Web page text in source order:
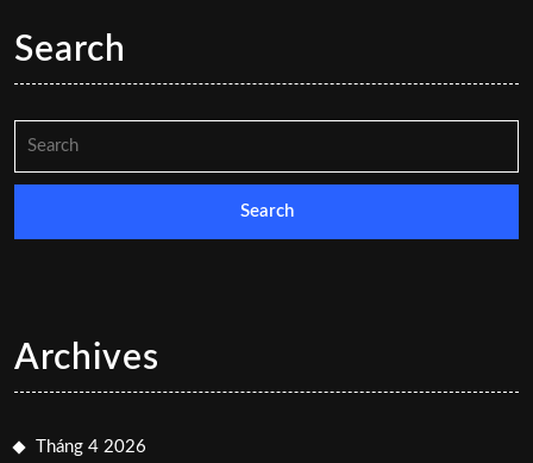
Search
Archives
Tháng 4 2026